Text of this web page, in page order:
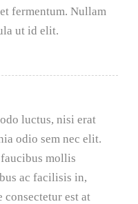
fermentum. Nullam
ut id elit.
luctus, nisi erat
odio sem nec elit.
mollis
ac facilisis in,
consectetur est at